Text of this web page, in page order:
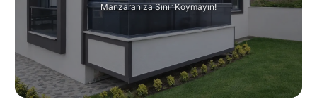
Manzaranıza Sınır Koymayın!
Switzerland
Turkey
United
States